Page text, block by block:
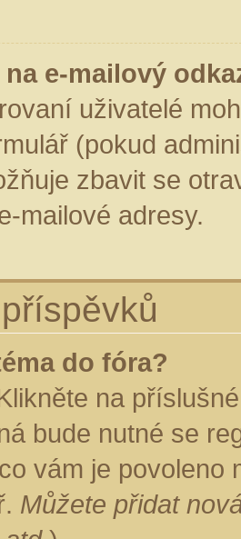
e-mailový
uživatelé
(pokud
zbavit se
mailové adresy.
do fóra?
na
bude nutné se
vám je
Můžete přidat